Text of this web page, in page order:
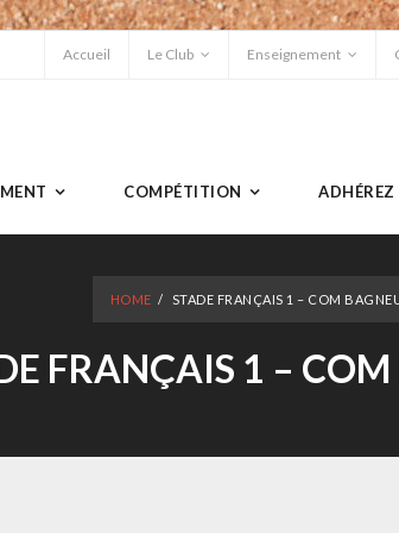
Accueil Le Club Enseignement
COMPÉTITION ADHÉREZ
HOME / STADE FRANÇAIS 1 – COM
FRANÇAIS 1 –